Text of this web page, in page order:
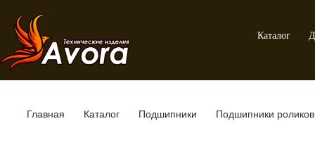
Каталог
Главная Каталог Подшипники Подшипники